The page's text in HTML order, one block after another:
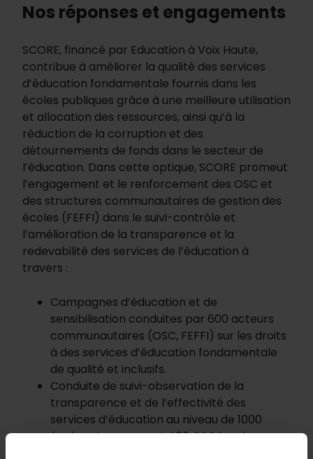
Nos réponses et engagements
SCORE, financé par Education à Voix Haute,
contribue à améliorer la qualité des services
d’éducation fondamentale fournis dans les
écoles publiques grâce à une meilleure utilisation
et allocation des ressources, ainsi qu’à la
réduction de la corruption et des
détournements de fonds dans le secteur de
l’éducation. Dans cette optique, SCORE promeut
l’engagement et le renforcement des OSC et
des structures communautaires de gestion des
écoles (FEFFI) dans le suivi-contrôle et
l’amélioration de la transparence et la
redevabilité des services de l’éducation à
travers :
Campagnes d’éducation et de
sensibilisation conduites par 600 acteurs
communautaires (OSC, FEFFI) sur les droits
à des services d’éducation fondamentale
de qualité et inclusifs.
Conduite de suivi-observation de la
transparence et de l’effectivité des
services d’éducation au niveau de 1000
écoles et engageant 400 OSC locales.